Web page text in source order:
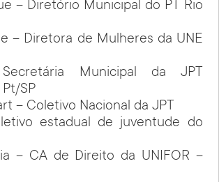
– Diretório Municipal do PT Rio
– Diretora de Mulheres da UNE
Municipal da JPT
SP
– Coletivo Nacional da JPT
estadual de juventude do
– CA de Direito da UNIFOR –